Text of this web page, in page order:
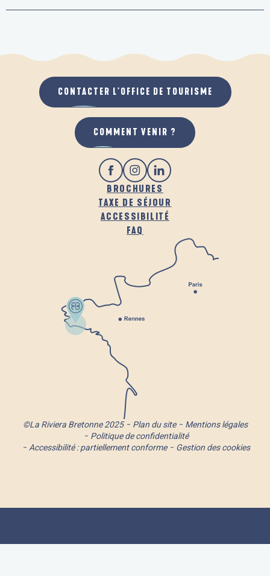
BROCHURES
TAXE DE SÉJOUR
ACCESSIBILITÉ
FAQ
CONTACTER L'OFFICE DE TOURISME
COMMENT VENIR ?
©La Riviera Bretonne 2025 Plan du site
Mentions légales
Politique de confidentialité
Accessibilité : partiellement conforme
Gestion des cookies